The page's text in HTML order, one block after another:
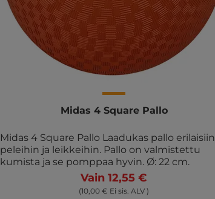
Midas 4 Square Pallo
Midas 4 Square Pallo Laadukas pallo erilaisiin
peleihin ja leikkeihin. Pallo on valmistettu
kumista ja se pomppaa hyvin. Ø: 22 cm.
Vain 12,55 €
(10,00 € Ei sis. ALV )